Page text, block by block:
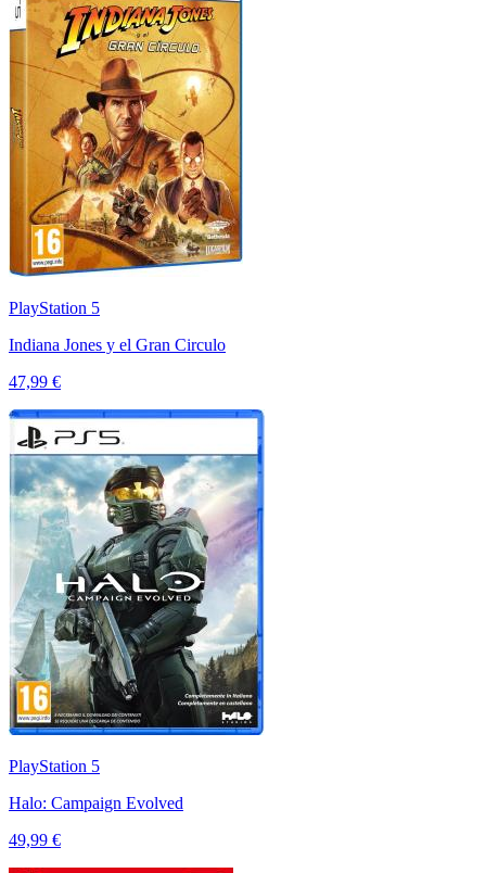
PlayStation 5
Indiana Jones y el Gran Circulo
47,99 €
PlayStation 5
Halo: Campaign Evolved
49,99 €